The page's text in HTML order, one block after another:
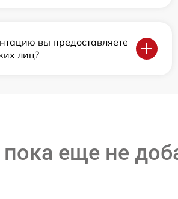
вы предоставляете
лиц?
еще не